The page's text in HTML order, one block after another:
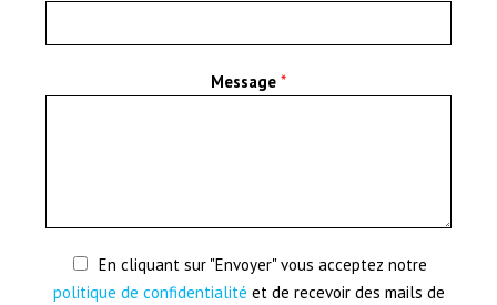
Message *
En cliquant sur "Envoyer" vous acceptez notre
politique de confidentialité et de recevoir des mails de